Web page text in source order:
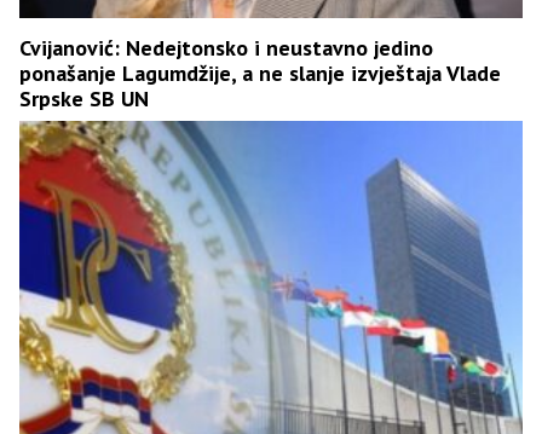
Cvijanović: Nedejtonsko i neustavno jedino
ponašanje Lagumdžije, a ne slanje izvještaja Vlade
Srpske SB UN